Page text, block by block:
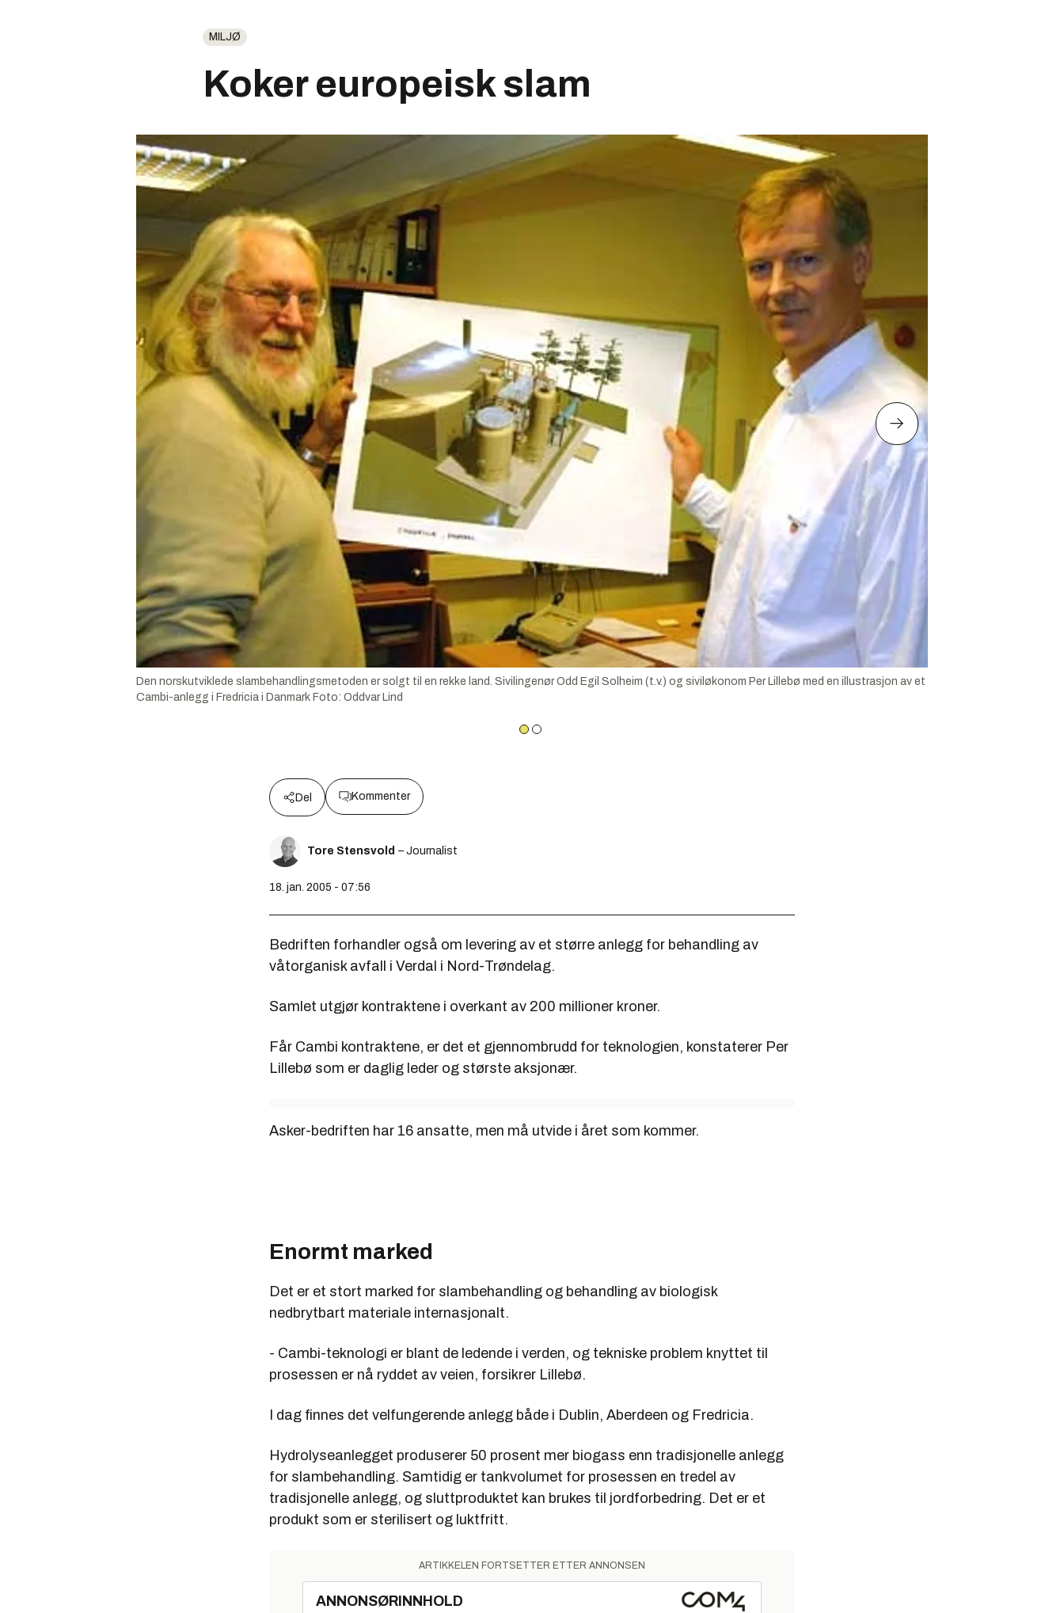
MILJØ
Koker europeisk slam
Den norskutviklede slambehandlingsmetoden er solgt til en rekke land. Sivilingenør Odd Egil Solheim (t.v.) og siviløkonom Per Lillebø med en illustrasjon av et
Cambi-anlegg i Fredricia i Danmark Foto: Oddvar Lind
Del Kommenter
Tore Stensvold – Journalist
18. jan. 2005 - 07:56
Bedriften forhandler også om levering av et større anlegg for behandling av
våtorganisk avfall i Verdal i Nord-Trøndelag.
Samlet utgjør kontraktene i overkant av 200 millioner kroner.
Får Cambi kontraktene, er det et gjennombrudd for teknologien, konstaterer Per
Lillebø som er daglig leder og største aksjonær.
Asker-bedriften har 16 ansatte, men må utvide i året som kommer.
Enormt marked
Det er et stort marked for slambehandling og behandling av biologisk
nedbrytbart materiale internasjonalt.
- Cambi-teknologi er blant de ledende i verden, og tekniske problem knyttet til
prosessen er nå ryddet av veien, forsikrer Lillebø.
I dag finnes det velfungerende anlegg både i Dublin, Aberdeen og Fredricia.
Hydrolyseanlegget produserer 50 prosent mer biogass enn tradisjonelle anlegg
for slambehandling. Samtidig er tankvolumet for prosessen en tredel av
tradisjonelle anlegg, og sluttproduktet kan brukes til jordforbedring. Det er et
produkt som er sterilisert og luktfritt.
ARTIKKELEN FORTSETTER ETTER ANNONSEN
ANNONSØRINNHOLD